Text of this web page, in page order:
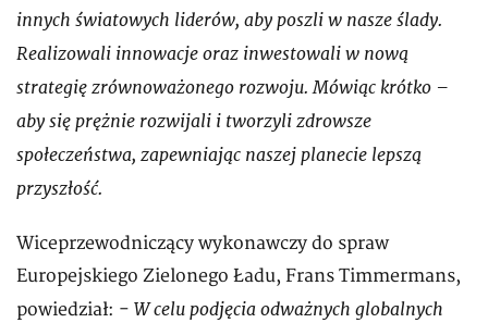
innych światowych liderów, aby poszli w nasze ślady.
Realizowali innowacje oraz inwestowali w nową
strategię zrównoważonego rozwoju. Mówiąc krótko –
aby się prężnie rozwijali i tworzyli zdrowsze
społeczeństwa, zapewniając naszej planecie lepszą
przyszłość.
Wiceprzewodniczący wykonawczy do spraw
Europejskiego Zielonego Ładu, Frans Timmermans,
powiedział: - W celu podjęcia odważnych globalnych